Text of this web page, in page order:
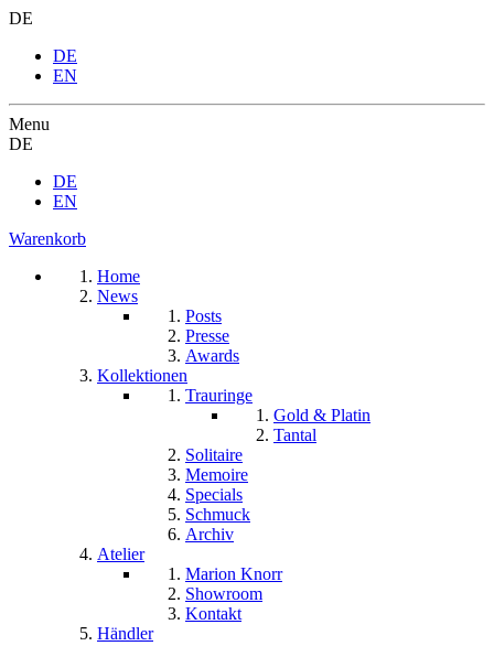
DE
DE
EN
Menu
DE
DE
EN
Warenkorb
Home
News
Posts
Presse
Awards
Kollektionen
Trauringe
Gold & Platin
Tantal
Solitaire
Memoire
Specials
Schmuck
Archiv
Atelier
Marion Knorr
Showroom
Kontakt
Händler